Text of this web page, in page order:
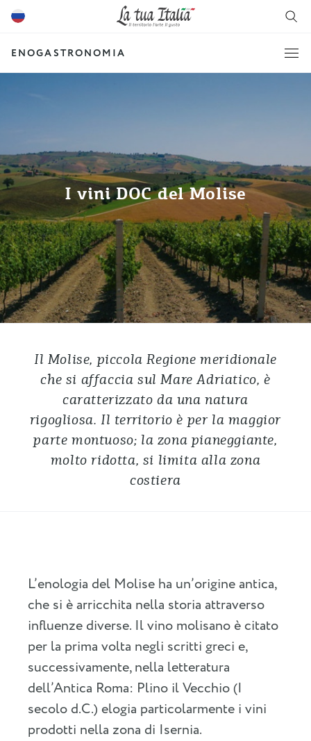
ENOGASTRONOMIA
I vini DOC del Molise
Il Molise, piccola Regione meridionale
che si affaccia sul Mare Adriatico, è
caratterizzato da una natura
rigogliosa. Il territorio è per la maggior
parte montuoso; la zona pianeggiante,
molto ridotta, si limita alla zona
costiera
L’enologia del Molise ha un’origine antica,
che si è arricchita nella storia attraverso
influenze diverse. Il vino molisano è citato
per la prima volta negli scritti greci e,
successivamente, nella letteratura
dell’Antica Roma: Plino il Vecchio (I
secolo d.C.) elogia particolarmente i vini
prodotti nella zona di Isernia.